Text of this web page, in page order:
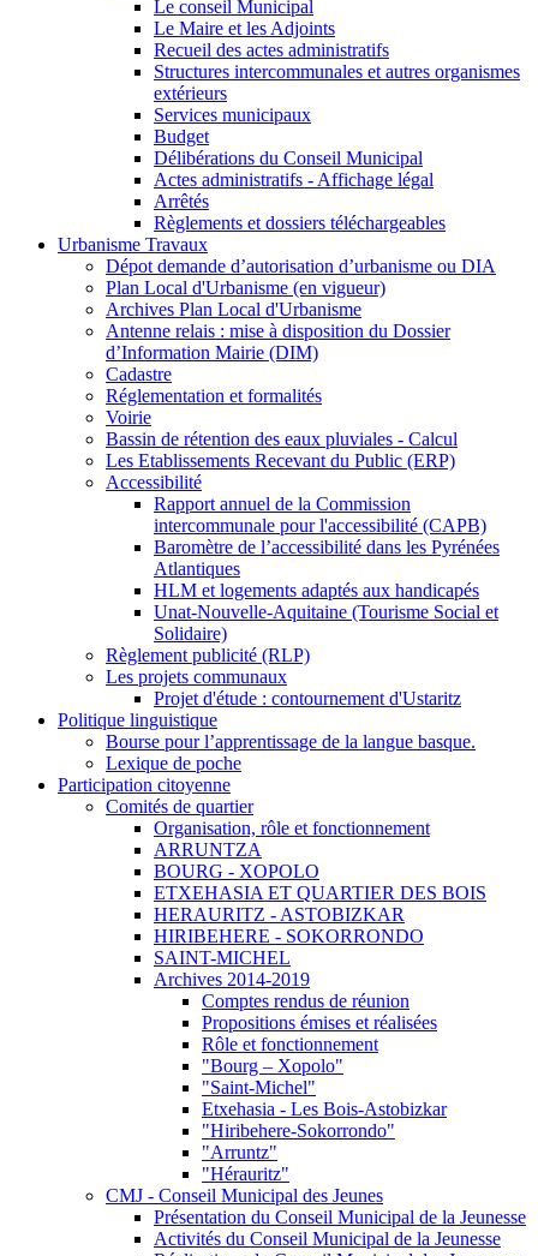
Le conseil Municipal
Le Maire et les Adjoints
Recueil des actes administratifs
Structures intercommunales et autres organismes
extérieurs
Services municipaux
Budget
Délibérations du Conseil Municipal
Actes administratifs - Affichage légal
Arrêtés
Règlements et dossiers téléchargeables
Urbanisme Travaux
Dépot demande d’autorisation d’urbanisme ou DIA
Plan Local d'Urbanisme (en vigueur)
Archives Plan Local d'Urbanisme
Antenne relais : mise à disposition du Dossier
d’Information Mairie (DIM)
Cadastre
Réglementation et formalités
Voirie
Bassin de rétention des eaux pluviales - Calcul
Les Etablissements Recevant du Public (ERP)
Accessibilité
Rapport annuel de la Commission
intercommunale pour l'accessibilité (CAPB)
Baromètre de l’accessibilité dans les Pyrénées
Atlantiques
HLM et logements adaptés aux handicapés
Unat-Nouvelle-Aquitaine (Tourisme Social et
Solidaire)
Règlement publicité (RLP)
Les projets communaux
Projet d'étude : contournement d'Ustaritz
Politique linguistique
Bourse pour l’apprentissage de la langue basque.
Lexique de poche
Participation citoyenne
Comités de quartier
Organisation, rôle et fonctionnement
ARRUNTZA
BOURG - XOPOLO
ETXEHASIA ET QUARTIER DES BOIS
HERAURITZ - ASTOBIZKAR
HIRIBEHERE - SOKORRONDO
SAINT-MICHEL
Archives 2014-2019
Comptes rendus de réunion
Propositions émises et réalisées
Rôle et fonctionnement
"Bourg – Xopolo"
"Saint-Michel"
Etxehasia - Les Bois-Astobizkar
"Hiribehere-Sokorrondo"
"Arruntz"
"Hérauritz"
CMJ - Conseil Municipal des Jeunes
Présentation du Conseil Municipal de la Jeunesse
Activités du Conseil Municipal de la Jeunesse